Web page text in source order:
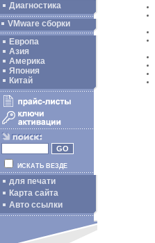
Диагностика
VMware сборки
Европа
Азия
Америка
Япония
Китай
ИСКАТЬ ВЕЗДЕ
для печати
Карта сайта
Авто ссылки